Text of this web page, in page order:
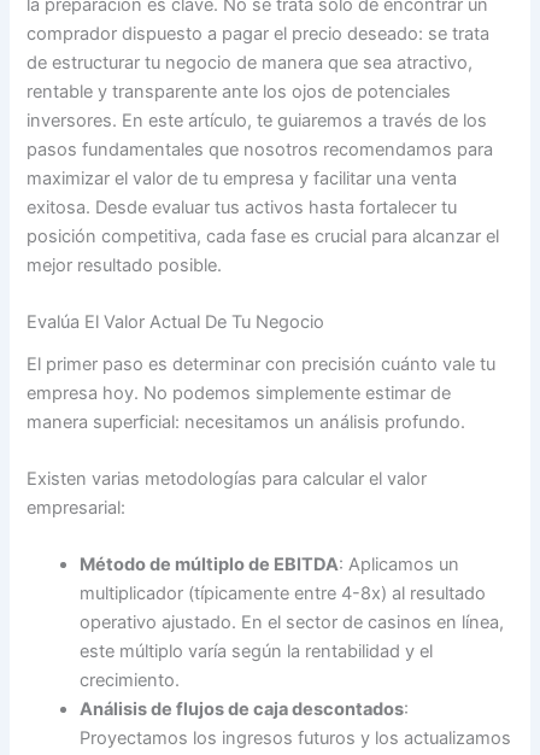
la preparación es clave. No se trata solo de encontrar un
comprador dispuesto a pagar el precio deseado: se trata
de estructurar tu negocio de manera que sea atractivo,
rentable y transparente ante los ojos de potenciales
inversores. En este artículo, te guiaremos a través de los
pasos fundamentales que nosotros recomendamos para
maximizar el valor de tu empresa y facilitar una venta
exitosa. Desde evaluar tus activos hasta fortalecer tu
posición competitiva, cada fase es crucial para alcanzar el
mejor resultado posible.
Evalúa El Valor Actual De Tu Negocio
El primer paso es determinar con precisión cuánto vale tu
empresa hoy. No podemos simplemente estimar de
manera superficial: necesitamos un análisis profundo.
Existen varias metodologías para calcular el valor
empresarial:
Método de múltiplo de EBITDA: Aplicamos un
multiplicador (típicamente entre 4-8x) al resultado
operativo ajustado. En el sector de casinos en línea,
este múltiplo varía según la rentabilidad y el
crecimiento.
Análisis de flujos de caja descontados:
Proyectamos los ingresos futuros y los actualizamos